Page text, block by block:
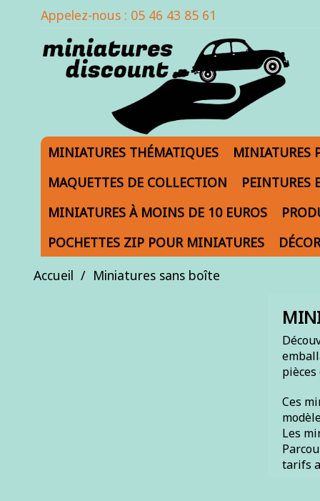
Appelez-nous : 05 46 43 85 61
MINIATURES THÉMATIQUES
MINIATURES
MAQUETTES DE COLLECTION
PEINTURES
MINIATURES À MOINS DE 10 EUROS
POCHETTES ZIP POUR MINIATURES
Accueil
Miniatures sans boîte
Ces
Les
tarifs